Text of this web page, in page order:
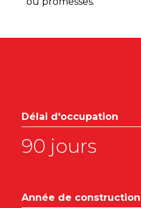
Délai d'occupation
90 jours
Année de construction